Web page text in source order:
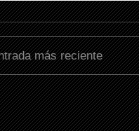
más reciente